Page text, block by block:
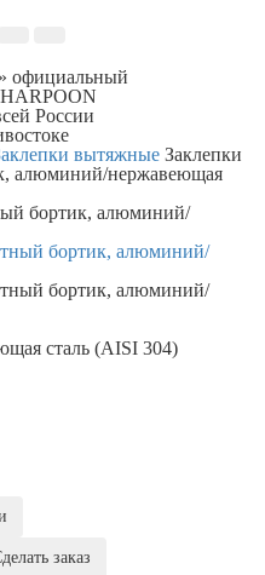
официальный
HARPOON
России
вытяжные Заклепки
алюминий/нержавеющая
бортик, алюминий/
сталь (AISI 304)
заказ